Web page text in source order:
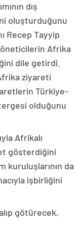
dış
oluşturduğunu
Recep Tayyip
Afrika
dile getirdi.
ziyareti
Türkiye-
olduğunu
Afrikalı
gösterdiğini
kuruluşlarının da
işbirliğini
götürecek,